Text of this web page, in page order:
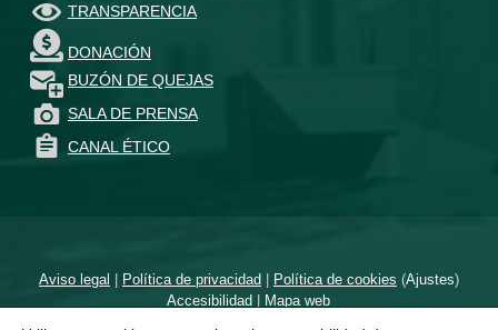
TRANSPARENCIA
DONACIÓN
BUZÓN DE QUEJAS
SALA DE PRENSA
CANAL ÉTICO
Aviso legal | Política de privacidad| Política de cookies (Ajustes)
Accesibilidad | Mapa web